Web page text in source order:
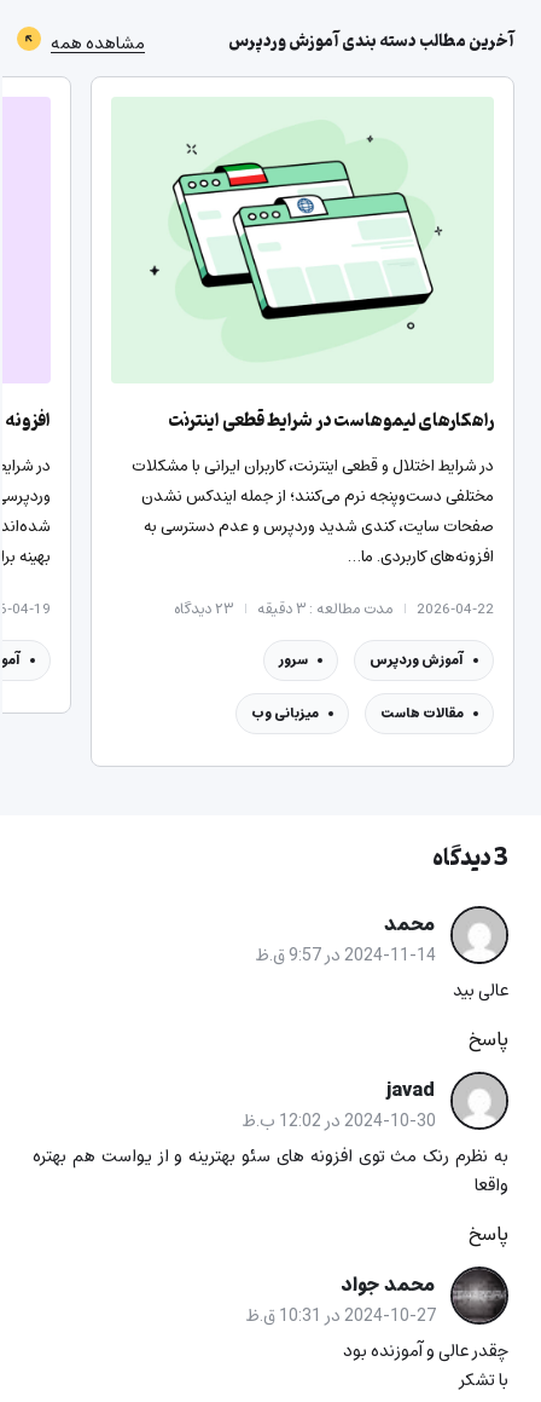
آخرین مطالب دسته بندیآموزش وردپرس مشاهده همه
راهکارهای لیموهاست در شرایط قطعی اینترنت
در شرایط اختلال و قطعی اینترنت، کاربران ایرانی با مشکلات
مختلفی دست‌وپنجه نرم می‌کنند؛ از جمله ایندکس نشدن
صفحات سایت، کندی شدید وردپرس و عدم دسترسی به
افزونه‌های کاربردی. ما…
2026-04-22 مدت مطالعه : ۳ دقیقه ۲۳دیدگاه
آموزش وردپرس سرور
مقالات هاست میزبانی وب
در
بهینه
04-19
3 دیدگاه
محمد
2024-11-14 در 9:57 ق.ظ
عالی بید
پاسخ
javad
2024-10-30 در 12:02 ب.ظ
به نظرم رنک مث توی افزونه های سئو بهترینه و از یواست هم بهتره
واقعا
پاسخ
محمد جواد
2024-10-27 در 10:31 ق.ظ
چقدر عالی و آموزنده بود
با تشکر